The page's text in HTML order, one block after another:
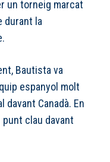
un torneig marcat
durant la
Bautista va
espanyol molt
Canadà. En
clau davant